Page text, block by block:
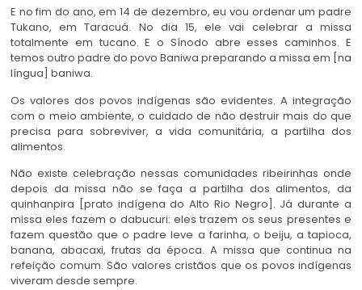
E no fim do ano, em 14 de dezembro, eu vou ordenar um padre
Tukano, em Taracuá. No dia 15, ele vai celebrar a missa
totalmente em tucano. E o Sínodo abre esses caminhos. E
temos outro padre do povo Baniwa preparando a missa em [na
língua] baniwa.
Os valores dos povos indígenas são evidentes. A integração
com o meio ambiente, o cuidado de não destruir mais do que
precisa para sobreviver, a vida comunitária, a partilha dos
alimentos.
Não existe celebração nessas comunidades ribeirinhas onde
depois da missa não se faça a partilha dos alimentos, da
quinhanpira [prato indígena do Alto Rio Negro]. Já durante a
missa eles fazem o dabucuri: eles trazem os seus presentes e
fazem questão que o padre leve a farinha, o beiju, a tapioca,
banana, abacaxi, frutas da época. A missa que continua na
refeição comum. São valores cristãos que os povos indígenas
viveram desde sempre.